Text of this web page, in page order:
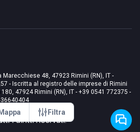
Mappa Filtra
Marecchiese 48, 47923 Rimini (RN), IT -
- Iscritta al registro delle imprese di Rimini
47924 Rimini (RN), IT - +39 0541 772375 -
i diritti riservati.